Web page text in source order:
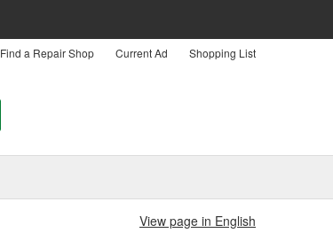
Find a Repair Shop Current Ad Shopping List
View page in English